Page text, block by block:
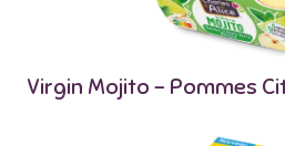
Virgin Mojito – Pommes